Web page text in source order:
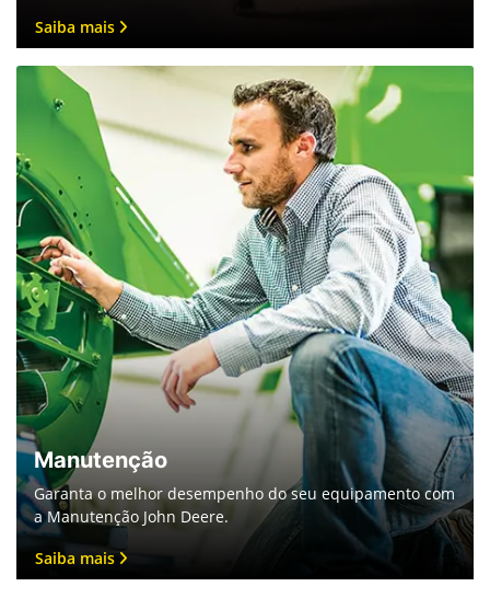
Loja
Vista a força de uma grande marca com a Áster! Aqui
você encontra roupas e acessórios oficiais John Deere.
Saiba mais
Manutenção
Garanta o melhor desempenho do seu equipamento com